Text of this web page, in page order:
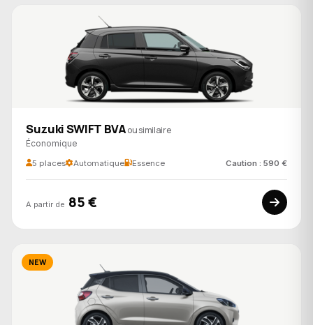
Suzuki SWIFT BVAou similaire
Économique
5 places Automatique Essence Caution : 590 €
A partir de 85 €
NEW